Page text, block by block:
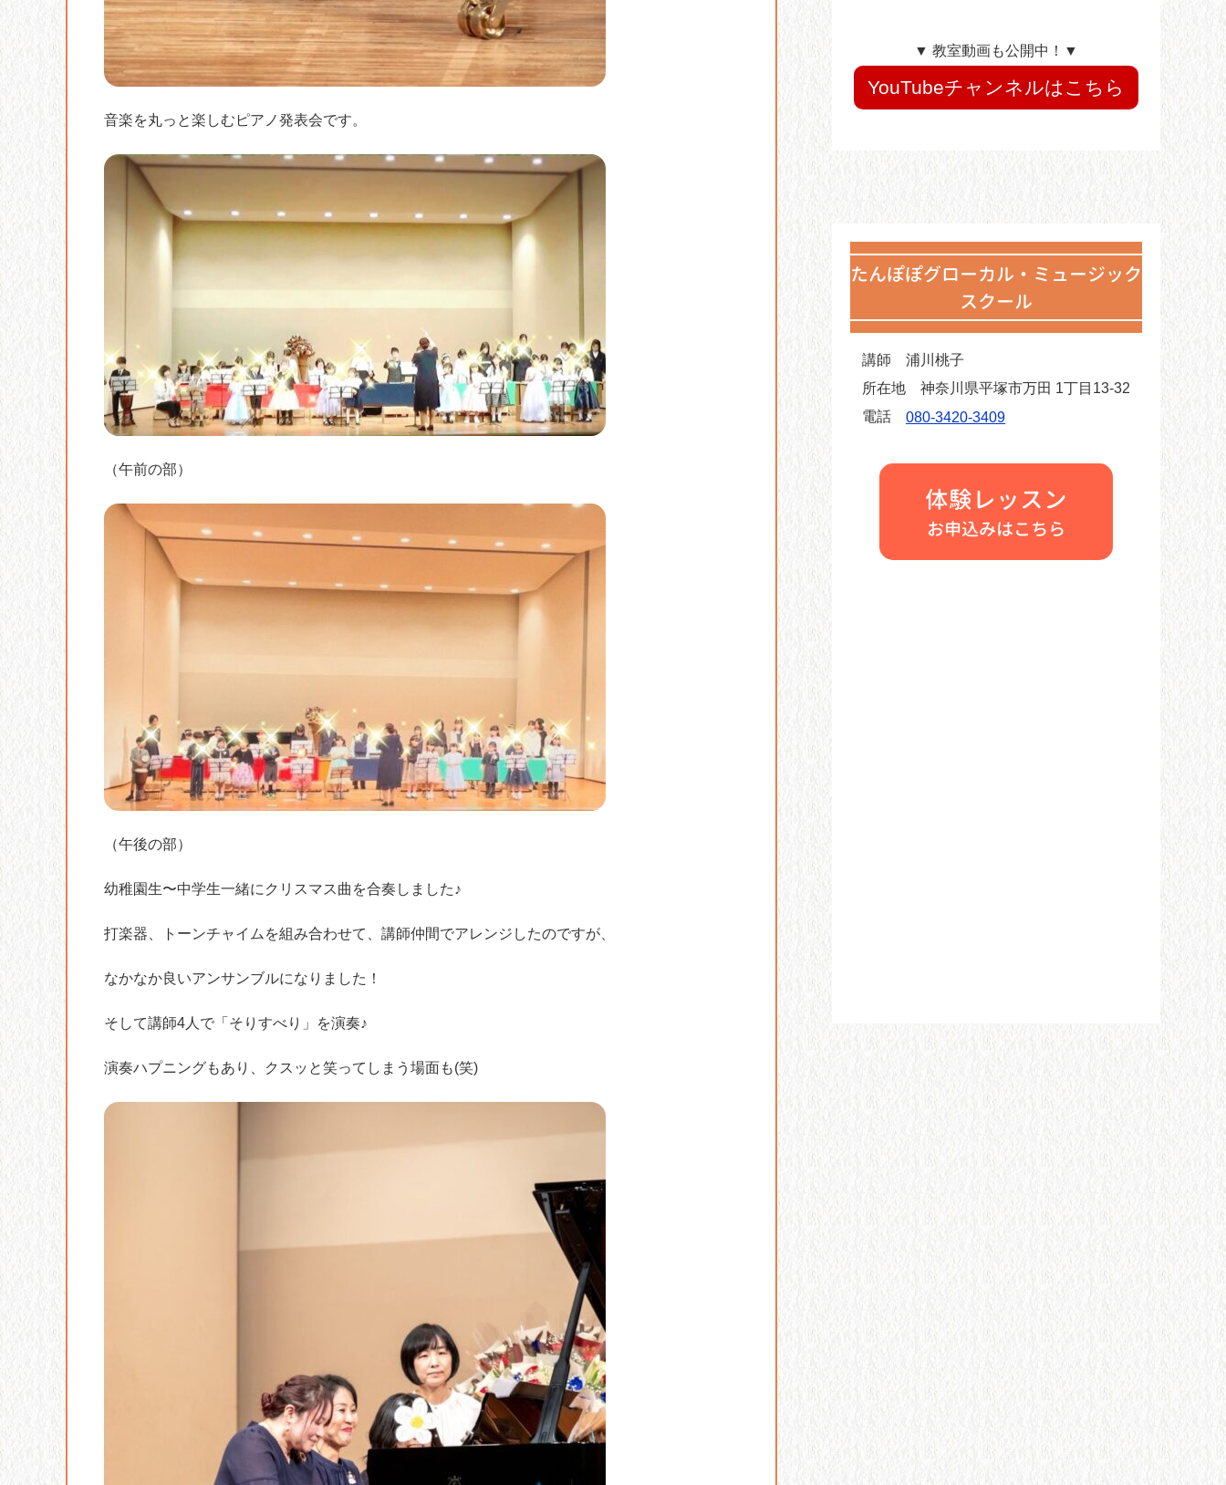
音楽を丸っと楽しむピアノ発表会です。
（午前の部）
（午後の部）
幼稚園生〜中学生一緒にクリスマス曲を合奏しました♪
打楽器、トーンチャイムを組み合わせて、講師仲間でアレンジしたのですが、
なかなか良いアンサンブルになりました！
そして講師4人で「そりすべり」を演奏♪
演奏ハプニングもあり、クスッと笑ってしまう場面も(笑)
▼ 教室動画も公開中！▼
YouTubeチャンネルはこちら
たんぽぽグローカル・ミュージック
スクール
講師
浦川桃子
所在地
神奈川県平塚市万田 1丁目13-32
電話
080-3420-3409
体験レッスン
お申込みはこちら